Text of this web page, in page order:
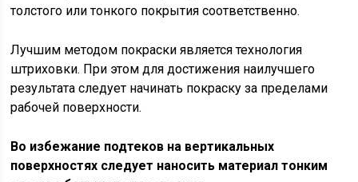
толстого или тонкого покрытия соответственно.
Лучшим методом покраски является технология
штриховки. При этом для достижения наилучшего
результата следует начинать покраску за пределами
рабочей поверхности.
Во избежание подтеков на вертикальных
поверхностях следует наносить материал тонким